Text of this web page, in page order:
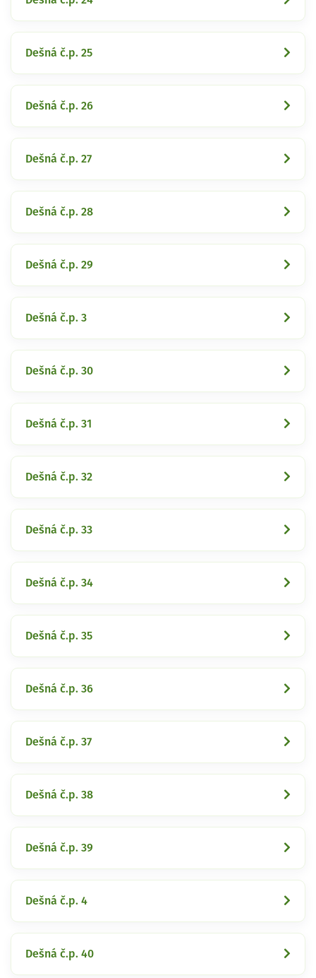
Dešná č.p. 25
Dešná č.p. 26
Dešná č.p. 27
Dešná č.p. 28
Dešná č.p. 29
Dešná č.p. 3
Dešná č.p. 30
Dešná č.p. 31
Dešná č.p. 32
Dešná č.p. 33
Dešná č.p. 34
Dešná č.p. 35
Dešná č.p. 36
Dešná č.p. 37
Dešná č.p. 38
Dešná č.p. 39
Dešná č.p. 4
Dešná č.p. 40